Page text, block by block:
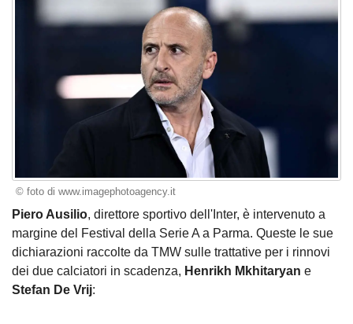
© foto di www.imagephotoagency.it
Piero Ausilio, direttore sportivo dell'Inter, è intervenuto a
margine del Festival della Serie A a Parma. Queste le sue
dichiarazioni raccolte da TMW sulle trattative per i rinnovi
dei due calciatori in scadenza, Henrikh Mkhitaryan e
Stefan De Vrij: